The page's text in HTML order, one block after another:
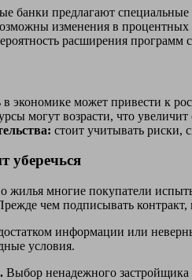
банки предлагают
изменения в
расширения
в экономике может привести к
могут возрасти, что
стоит учитывать риски,
уберечься
многие покупатели
чем подписывать
информации или
условия.
Выбор ненадежного застройщика